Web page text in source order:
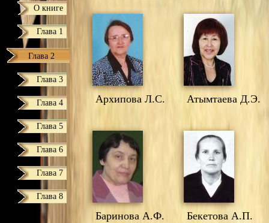
О книге
Глава 1
Глава 2
Глава 3
Глава 4
Глава 5
Глава 6
Глава 7
Глава 8
Архипова Л.С. Атымтаева Д.Э.
Баринова А.Ф. Бекетова А.П.